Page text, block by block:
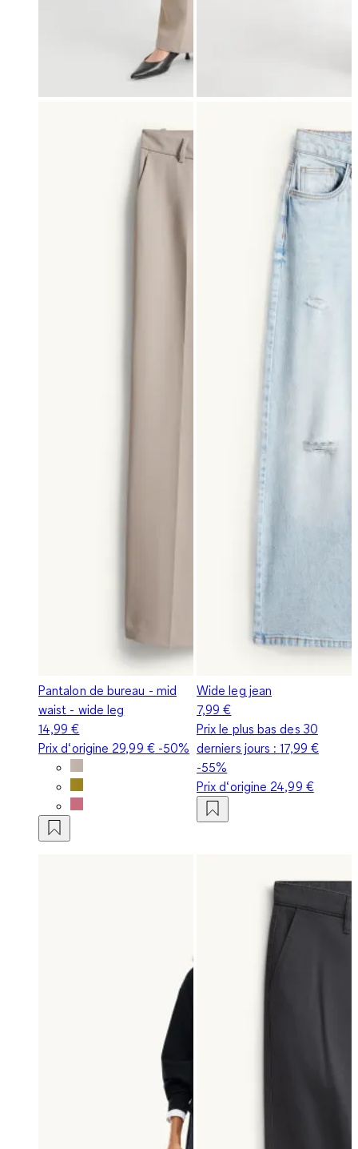
Pantalon de bureau - mid
waist - wide leg
14,99 €
Prix d‘origine 29,99 €-50%
Wide leg jean
7,99 €
Prix le plus bas des 30
derniers jours :17,99 €
-55%
Prix d‘origine 24,99 €